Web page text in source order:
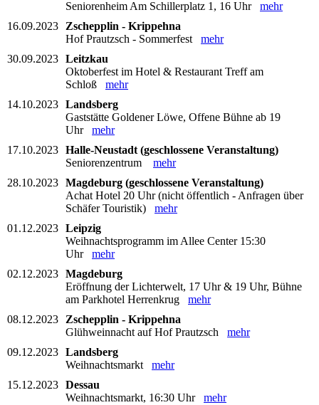
Seniorenheim Am Schillerplatz 1, 16 Uhr mehr
16.09.2023
Zschepplin - Krippehna
Hof Prautzsch - Sommerfest mehr
30.09.2023 Leitzkau
Oktoberfest im Hotel & Restaurant Treff am
Schloß mehr
14.10.2023 Landsberg
Gaststätte Goldener Löwe, Offene Bühne ab 19
Uhr mehr
17.10.2023 Halle-Neustadt (geschlossene Veranstaltung)
Seniorenzentrum mehr
28.10.2023 Magdeburg (geschlossene Veranstaltung)
Achat Hotel 20 Uhr (nicht öffentlich - Anfragen über
Schäfer Touristik) mehr
01.12.2023 Leipzig
Weihnachtsprogramm im Allee Center 15:30
Uhr mehr
02.12.2023 Magdeburg
Eröffnung der Lichterwelt, 17 Uhr & 19 Uhr, Bühne
am Parkhotel Herrenkrug mehr
08.12.2023
Zschepplin - Krippehna
Glühweinnacht auf Hof Prautzsch mehr
09.12.2023 Landsberg
Weihnachtsmarkt mehr
15.12.2023 Dessau
Weihnachtsmarkt, 16:30 Uhr mehr